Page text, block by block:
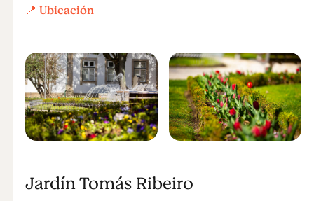
📍 Ubicación
Jardín Tomás Ribeiro